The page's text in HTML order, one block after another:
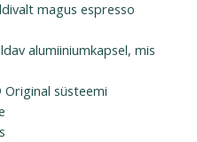
magus espresso
alumiiniumkapsel, mis
süsteemi